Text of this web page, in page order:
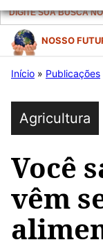
for:
Pular
para
conteúdo
NOSSO
Início » Publicações
Agricultura
Você
vêm